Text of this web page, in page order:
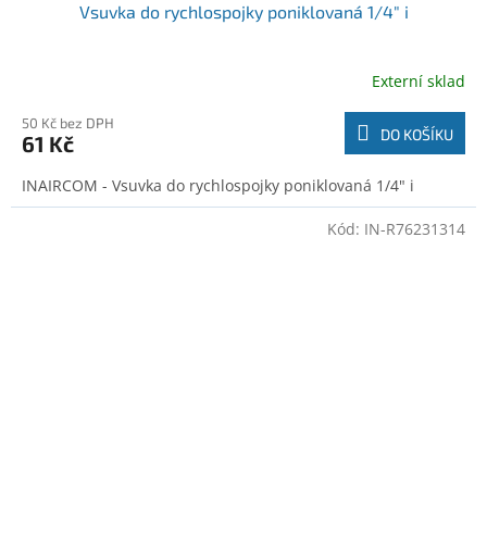
Vsuvka do rychlospojky poniklovaná 1/4" i
Externí sklad
50 Kč bez DPH
61 Kč DO KOŠÍKU
INAIRCOM - Vsuvka do rychlospojky poniklovaná 1/4" i
Kód: IN-R76231314